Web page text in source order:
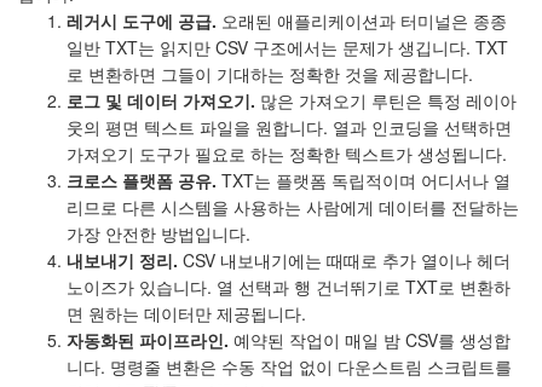
레거시 도구에 공급. 오래된 애플리케이션과 터미널은 종종
일반 TXT는 읽지만 CSV 구조에서는 문제가 생깁니다. TXT
로 변환하면 그들이 기대하는 정확한 것을 제공합니다.
로그 및 데이터 가져오기. 많은 가져오기 루틴은 특정 레이아
웃의 평면 텍스트 파일을 원합니다. 열과 인코딩을 선택하면
가져오기 도구가 필요로 하는 정확한 텍스트가 생성됩니다.
크로스 플랫폼 공유. TXT는 플랫폼 독립적이며 어디서나 열
리므로 다른 시스템을 사용하는 사람에게 데이터를 전달하는
가장 안전한 방법입니다.
내보내기 정리. CSV 내보내기에는 때때로 추가 열이나 헤더
노이즈가 있습니다. 열 선택과 행 건너뛰기로 TXT로 변환하
면 원하는 데이터만 제공됩니다.
자동화된 파이프라인. 예약된 작업이 매일 밤 CSV를 생성합
니다. 명령줄 변환은 수동 작업 없이 다운스트림 스크립트를